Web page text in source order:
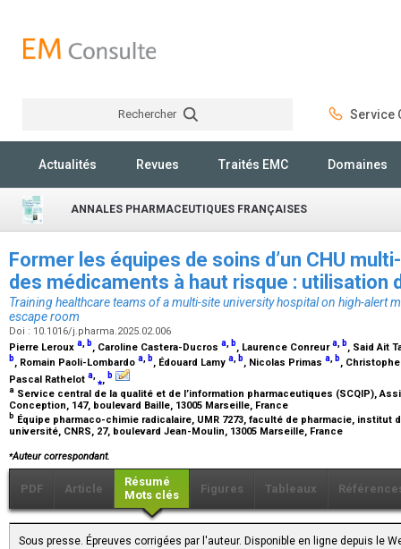
Rechercher Service
Actualités Revues Traités EMC Domaines
ANNALES PHARMACEUTIQUES FRANÇAISES
Former les équipes de soins d’un CHU
des médicaments à haut risque : utilisation
Training healthcare teams of a multi-site university hospital on high-alert
escape room
Doi : 10.1016/j.pharma.2025.02.006
Pierre Leroux a b, Caroline Castera-Ducros a b, Laurence Conreura b, Said Ait
b, Romain Paoli-Lombardo a, b, Édouard Lamy a, b, Nicolas Primas a, b,
Pascal Rathelot a,⁎, b
a Service central de la qualité et de l’information pharmaceutiques (SCQIP),
Conception, 147, boulevard Baille, 13005 Marseille, France
b Équipe pharmaco-chimie radicalaire, UMR 7273, faculté de pharmacie, institut
université, CNRS, 27, boulevard Jean-Moulin, 13005 Marseille, France
⁎Auteur correspondant.
PDF Article
Résumé
Mots clés
Figures Tableaux
Sous presse. Épreuves corrigées par l'auteur. Disponible en ligne depuis le